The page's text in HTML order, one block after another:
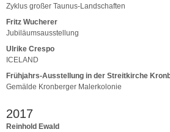
Zyklus großer Taunus-Landschaften
Fritz Wucherer
Jubiläumsausstellung
Ulrike Crespo
ICELAND
Frühjahrs-Ausstellung in der Streitkirche
Gemälde Kronberger Malerkolonie
2017
Reinhold Ewald